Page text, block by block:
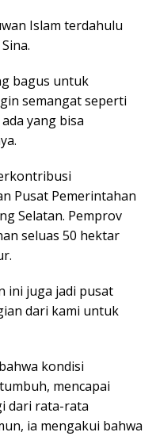
Islam terdahulu
bagus untuk
semangat seperti
yang bisa
Pusat Pemerintahan
Selatan. Pemprov
seluas 50 hektar
ini juga jadi pusat
dari kami untuk
kondisi
mencapai
dari rata-rata
ia mengakui bahwa